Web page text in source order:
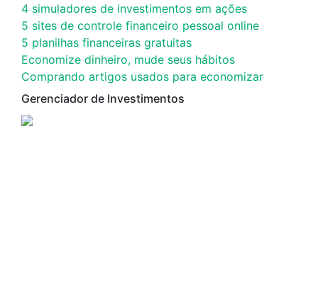
4 simuladores de investimentos em ações
5 sites de controle financeiro pessoal online
5 planilhas financeiras gratuitas
Economize dinheiro, mude seus hábitos
Comprando artigos usados para economizar
Gerenciador de Investimentos